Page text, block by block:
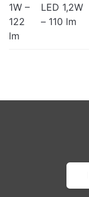
1W –
122
lm
LED 1,2W
– 110 lm